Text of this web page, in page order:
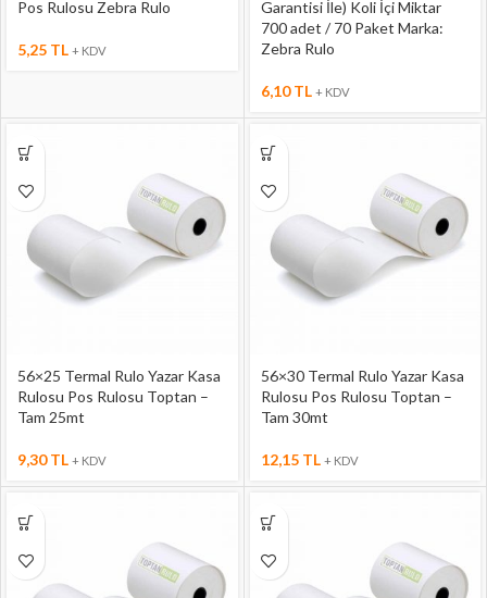
Pos Rulosu Zebra Rulo
5,25 TL + KDV
Garantisi İle) Koli İçi Miktar
700 adet / 70 Paket Marka:
Zebra Rulo
6,10TL + KDV
56×25 Termal Rulo Yazar Kasa
Rulosu Pos Rulosu Toptan –
Tam 25mt
9,30TL + KDV
56×30 Termal Rulo Yazar Kasa
Rulosu Pos Rulosu Toptan –
Tam 30mt
12,15 TL + KDV